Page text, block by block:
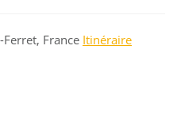
Ferret, France Itinéraire